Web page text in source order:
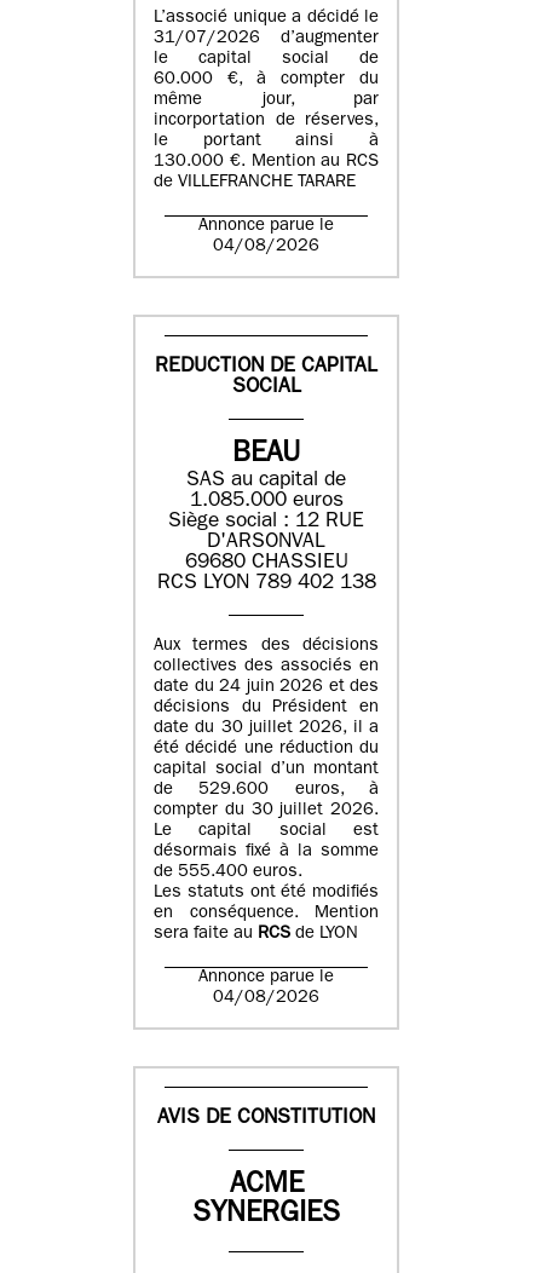
L’associé unique a décidé le
31/07/2026 d’augmenter
le capital social de
60.000 €, à compter du
même jour, par
incorportation de réserves,
le portant ainsi à
130.000 €. Mention au RCS
de VILLEFRANCHE TARARE
Annonce parue le
04/08/2026
REDUCTION DE CAPITAL
SOCIAL
BEAU
SAS au capital de
1.085.000 euros
Siège social : 12 RUE
D'ARSONVAL
69680 CHASSIEU
RCS LYON 789 402 138
Aux termes des décisions
collectives des associés en
date du 24 juin 2026 et des
décisions du Président en
date du 30 juillet 2026, il a
été décidé une réduction du
capital social d’un montant
de 529.600 euros, à
compter du 30 juillet 2026.
Le capital social est
désormais fixé à la somme
de 555.400 euros.
Les statuts ont été modifiés
en conséquence. Mention
sera faite au RCS de LYON
Annonce parue le
04/08/2026
AVIS DE CONSTITUTION
ACME
SYNERGIES